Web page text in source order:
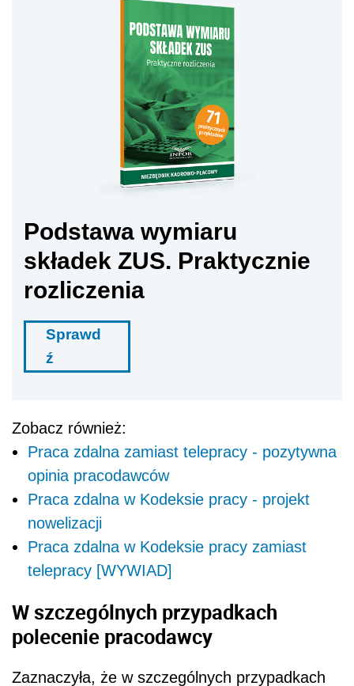
Podstawa wymiaru
składek ZUS. Praktycznie
rozliczenia
Sprawd
ź
Zobacz również:
Praca zdalna zamiast telepracy - pozytywna
opinia pracodawców
Praca zdalna w Kodeksie pracy - projekt
nowelizacji
Praca zdalna w Kodeksie pracy zamiast
telepracy [WYWIAD]
W szczególnych przypadkach
polecenie pracodawcy
Zaznaczyła, że w szczególnych przypadkach